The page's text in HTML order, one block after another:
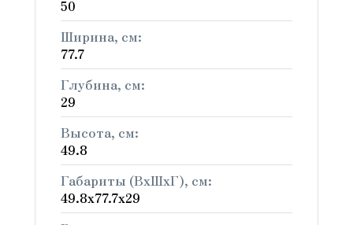
50
Ширина, см:
77.7
Глубина, см:
29
Высота, см:
49.8
Габариты (ВхШхГ), см:
49.8x77.7x29